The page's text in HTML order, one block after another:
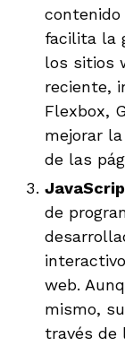
facilita la
los sitios
reciente,
Flexbox,
mejorar
de las
de
web.
mismo,
través de